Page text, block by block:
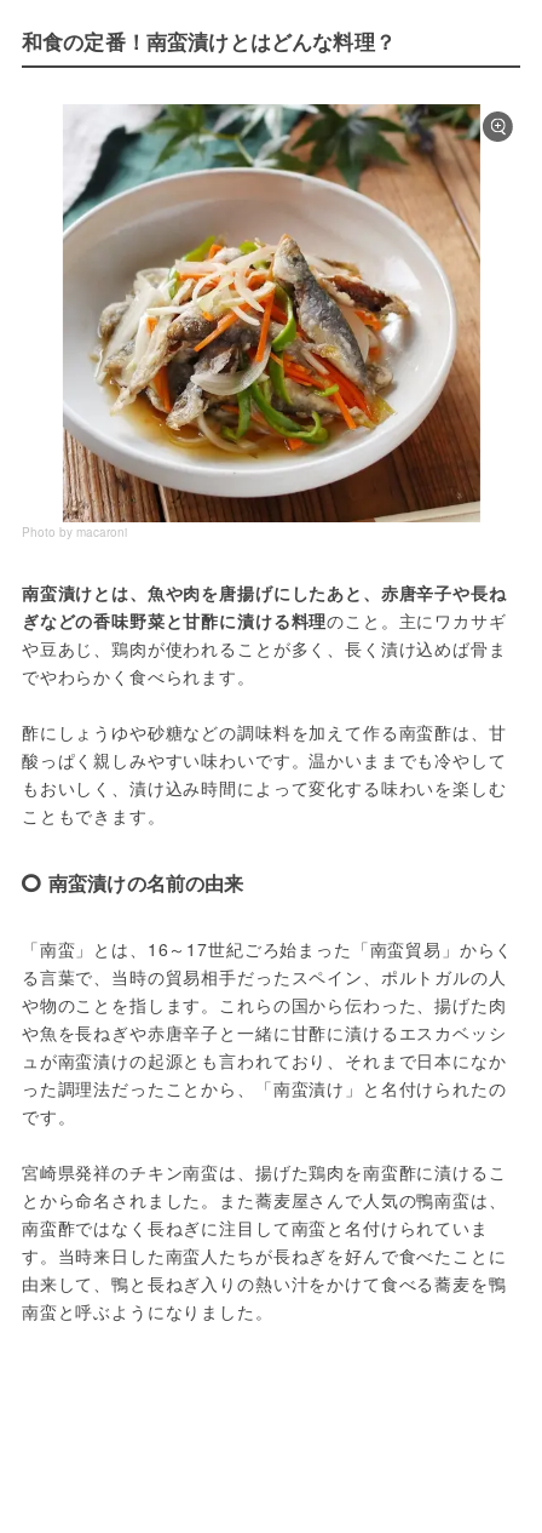
和食の定番！南蛮漬けとはどんな料理？
Photo by macaroni
南蛮漬けとは、魚や肉を唐揚げにしたあと、赤唐辛子や長ね
ぎなどの香味野菜と甘酢に漬ける料理のこと。主にワカサギ
や豆あじ、鶏肉が使われることが多く、長く漬け込めば骨ま
でやわらかく食べられます。
酢にしょうゆや砂糖などの調味料を加えて作る南蛮酢は、甘
酸っぱく親しみやすい味わいです。温かいままでも冷やして
もおいしく、漬け込み時間によって変化する味わいを楽しむ
こともできます。
南蛮漬けの名前の由来
「南蛮」とは、16～17世紀ごろ始まった「南蛮貿易」からく
る言葉で、当時の貿易相手だったスペイン、ポルトガルの人
や物のことを指します。これらの国から伝わった、揚げた肉
や魚を長ねぎや赤唐辛子と一緒に甘酢に漬けるエスカベッシ
ュが南蛮漬けの起源とも言われており、それまで日本になか
った調理法だったことから、「南蛮漬け」と名付けられたの
です。
宮崎県発祥のチキン南蛮は、揚げた鶏肉を南蛮酢に漬けるこ
とから命名されました。また蕎麦屋さんで人気の鴨南蛮は、
南蛮酢ではなく長ねぎに注目して南蛮と名付けられていま
す。当時来日した南蛮人たちが長ねぎを好んで食べたことに
由来して、鴨と長ねぎ入りの熱い汁をかけて食べる蕎麦を鴨
南蛮と呼ぶようになりました。